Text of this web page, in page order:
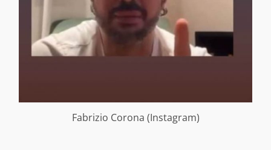
Fabrizio Corona (Instagram)